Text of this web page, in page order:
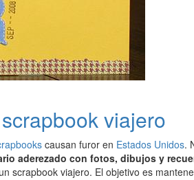
viajero
causan furor en Estados Unidos.
aderezado con fotos, dibujos y
scrapbook viajero. El objetivo es